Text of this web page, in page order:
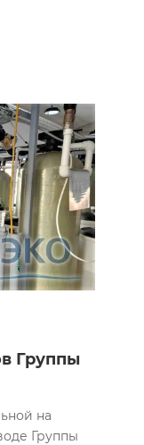
Группы
на
Группы